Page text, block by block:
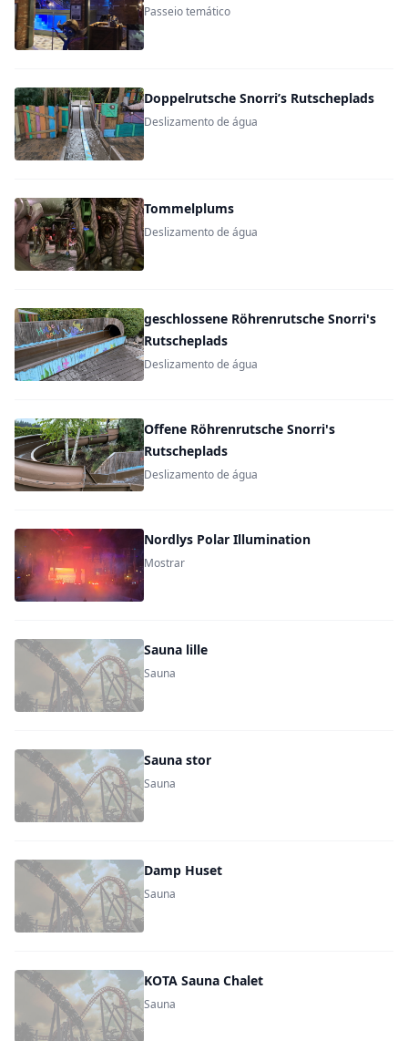
Passeio temático
Doppelrutsche Snorri’s Rutscheplads
Deslizamento de água
Tommelplums
Deslizamento de água
geschlossene Röhrenrutsche Snorri's
Rutscheplads
Deslizamento de água
Offene Röhrenrutsche Snorri's
Rutscheplads
Deslizamento de água
Nordlys Polar Illumination
Mostrar
Sauna lille
Sauna
Sauna stor
Sauna
Damp Huset
Sauna
KOTA Sauna Chalet
Sauna